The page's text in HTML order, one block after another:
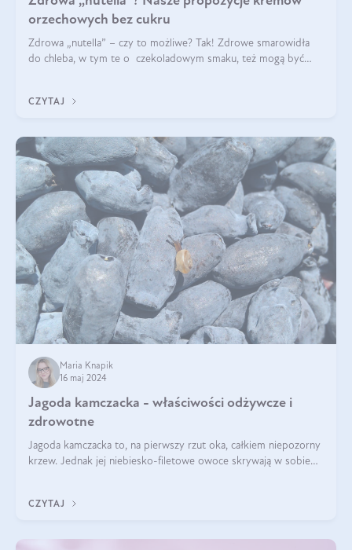
orzechowych bez cukru
Zdrowa „nutella” – czy to możliwe? Tak! Zdrowe smarowidła
do chleba, w tym te o czekoladowym smaku, też mogą być
CZYTAJ
Maria Knapik
16 maj 2024
Jagoda kamczacka - właściwości odżywcze i
zdrowotne
Jagoda kamczacka to, na pierwszy rzut oka, całkiem niepozorny
krzew. Jednak jej niebiesko-filetowe owoce skrywają w sobie
CZYTAJ